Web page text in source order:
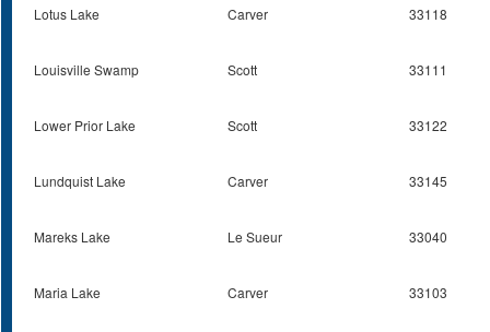
Lotus Lake Carver 33118
Louisville Swamp Scott 33111
Lower Prior Lake Scott 33122
Lundquist Lake Carver 33145
Mareks Lake Le Sueur 33040
Maria Lake Carver 33103